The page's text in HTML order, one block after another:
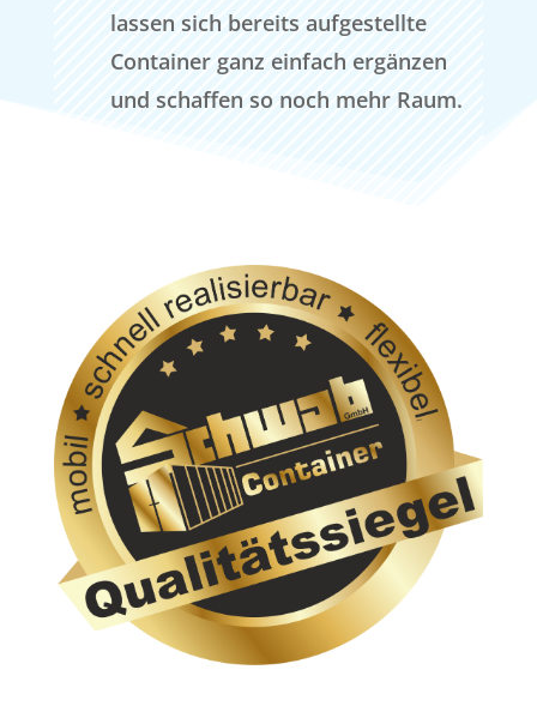
lassen sich bereits aufgestellte
Container ganz einfach ergänzen
und schaffen so noch mehr Raum.